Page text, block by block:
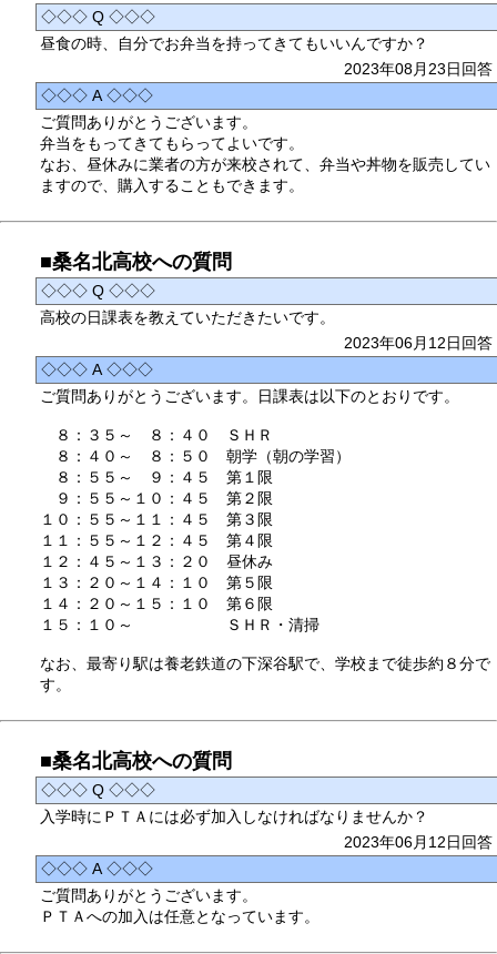
◇◇◇ Q ◇◇◇
昼食の時、自分でお弁当を持ってきてもいいんですか？
2023年08月23日回答
◇◇◇ A ◇◇◇
ご質問ありがとうございます。
弁当をもってきてもらってよいです。
なお、昼休みに業者の方が来校されて、弁当や丼物を販売してい
ますので、購入することもできます。
■桑名北高校への質問
◇◇◇ Q ◇◇◇
高校の日課表を教えていただきたいです。
2023年06月12日回答
◇◇◇ A ◇◇◇
ご質問ありがとうございます。日課表は以下のとおりです。
８：３５～ ８：４０ ＳＨＲ
８：４０～ ８：５０ 朝学（朝の学習）
８：５５～ ９：４５ 第１限
９：５５～１０：４５ 第２限
１０：５５～１１：４５ 第３限
１１：５５～１２：４５ 第４限
１２：４５～１３：２０ 昼休み
１３：２０～１４：１０ 第５限
１４：２０～１５：１０ 第６限
１５：１０～ ＳＨＲ・清掃
なお、最寄り駅は養老鉄道の下深谷駅で、学校まで徒歩約８分で
す。
■桑名北高校への質問
◇◇◇ Q ◇◇◇
入学時にＰＴＡには必ず加入しなければなりませんか？
2023年06月12日回答
◇◇◇ A ◇◇◇
ご質問ありがとうございます。
ＰＴＡへの加入は任意となっています。